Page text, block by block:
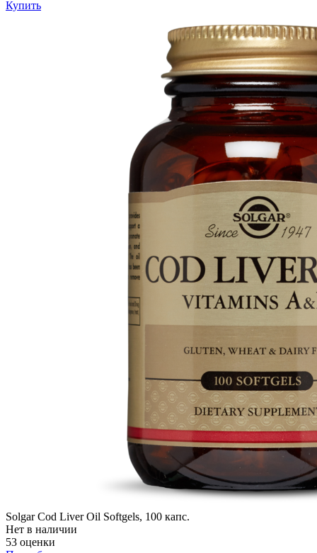
Купить
Solgar Cod Liver Oil Softgels, 100 капс.
Нет в наличии
53 оценки